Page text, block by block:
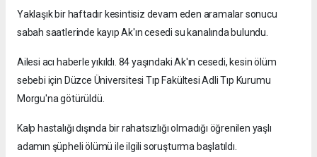
Yaklaşık bir haftadır kesintisiz devam eden aramalar sonucu
sabah saatlerinde kayıp Ak'ın cesedi su kanalında bulundu.
Ailesi acı haberle yıkıldı. 84 yaşındaki Ak'ın cesedi, kesin ölüm
sebebi için Düzce Üniversitesi Tıp Fakültesi Adli Tıp Kurumu
Morgu'na götürüldü.
Kalp hastalığı dışında bir rahatsızlığı olmadığı öğrenilen yaşlı
adamın şüpheli ölümü ile ilgili soruşturma başlatıldı.